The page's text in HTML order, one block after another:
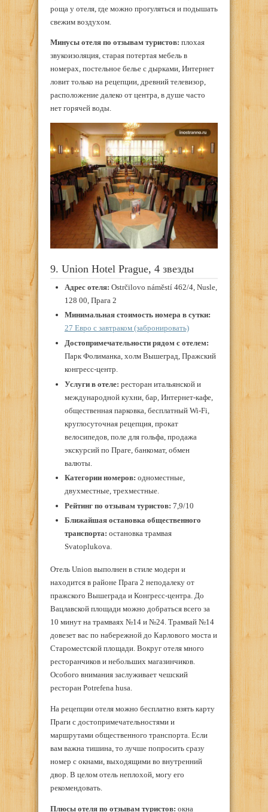
роща у отеля, где можно прогуляться и подышать
свежим воздухом.
Минусы отеля по отзывам туристов: плохая
звукоизоляция, старая потертая мебель в
номерах, постельное белье с дырками, Интернет
ловит только на рецепции, древний телевизор,
расположение далеко от центра, в душе часто
нет горячей воды.
9. Union Hotel Prague, 4 звезды
Адрес отеля: Ostrčilovo náměstí 462/4, Nusle,
128 00, Прага 2
Минимальная стоимость номера в сутки:
27 Евро с завтраком (забронировать)
Достопримечательности рядом с отелем:
Парк Фолиманка, холм Вышеград, Пражский
конгресс-центр.
Услуги в отеле: ресторан итальянской и
международной кухни, бар, Интернет-кафе,
общественная парковка, бесплатный Wi-Fi,
круглосуточная рецепция, прокат
велосипедов, поле для гольфа, продажа
экскурсий по Праге, банкомат, обмен
валюты.
Категории номеров: одноместные,
двухместные, трехместные.
Рейтинг по отзывам туристов: 7,9/10
Ближайшая остановка общественного
транспорта: остановка трамвая
Svatoplukova.
Отель Union выполнен в стиле модерн и
находится в районе Прага 2 неподалеку от
пражского Вышеграда и Конгресс-центра. До
Вацлавской площади можно добраться всего за
10 минут на трамваях №14 и №24. Трамвай №14
довезет вас по набережной до Карлового моста и
Староместской площади. Вокруг отеля много
ресторанчиков и небольших магазинчиков.
Особого внимания заслуживает чешский
ресторан Potrefena husa.
На рецепции отеля можно бесплатно взять карту
Праги с достопримечательностями и
маршрутами общественного транспорта. Если
вам важна тишина, то лучше попросить сразу
номер с окнами, выходящими во внутренний
двор. В целом отель неплохой, могу его
рекомендовать.
Плюсы отеля по отзывам туристов: окна